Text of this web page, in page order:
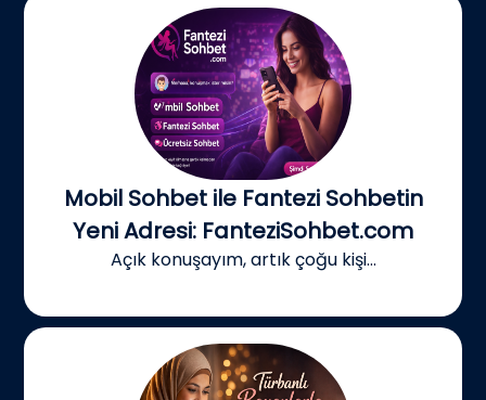
Mobil Sohbet ile Fantezi Sohbetin
Yeni Adresi: FanteziSohbet.com
Açık konuşayım, artık çoğu kişi...